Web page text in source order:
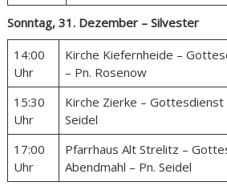
Sonntag, 31. Dezember – Silvester
14:00
Uhr
Kirche Kiefernheide –
– Pn. Rosenow
15:30
Uhr
Kirche Zierke – Gottesdienst
Seidel
17:00
Uhr
Pfarrhaus Alt Strelitz –
Abendmahl – Pn. Seidel